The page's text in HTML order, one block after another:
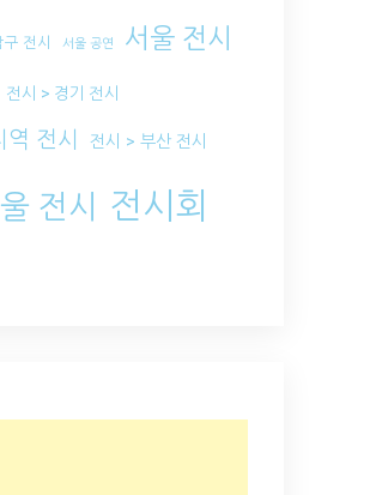
전시 서울 공연 서울 전시
전시 > 경기 전시
전시 전시 > 부산 전시
전시 전시회